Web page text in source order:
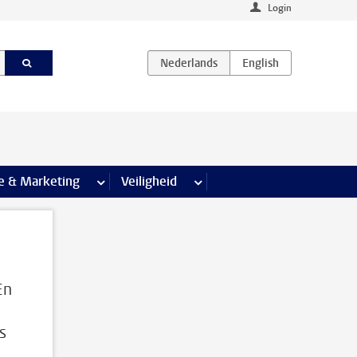
Login
& Marketing meer Communicatie & Marketing pagina’s
Veiligheid meer Veiligheid pagina’s